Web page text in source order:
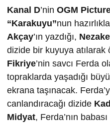
Kanal D’nin OGM
“Karakuyu”nun
Akçay’ın yazdığı,
dizide bir kuyuya atılarak
Fikriye’nin savcı Ferda
topraklarda yaşadığı
ekrana taşınacak.
canlandıracağı dizide
Midyat, Ferda’nın